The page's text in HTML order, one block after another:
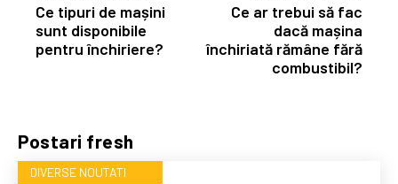
Postari fresh
DIVERSE NOUTATI
Ce tipuri de mașini
sunt disponibile
pentru închiriere?
Ce ar trebui să fac
dacă mașina
închiriată rămâne fără
combustibil?